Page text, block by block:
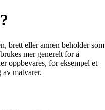
brett eller annen beholder som
mer generelt for å
oppbevares, for eksempel et
matvarer.